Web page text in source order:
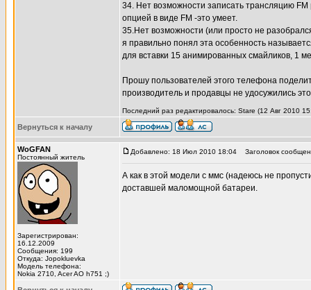
34. Нет возможности записать трансляцию
опцией в виде FM -это умеет.
35.Нет возможности (или просто не
я правильно понял эта особенность
для вставки 15 анимированных смайликов, 1
Прошу пользователей этого телефона
производитель и продавцы не удосужились
Последний раз редактировалось: Stare (12 Авг 2010
Вернуться к началу
WoGFAN
Постоянный житель
Зарегистрирован:
16.12.2009
Сообщения: 199
Откуда: Jopokluevka
Модель телефона:
Nokia 2710, Acer AO h751 ;)
Добавлено: 18 Июл 2010 18:04 Заголовок
А как в этой модели с ммс (надеюсь не
доставшей маломощной батареи.